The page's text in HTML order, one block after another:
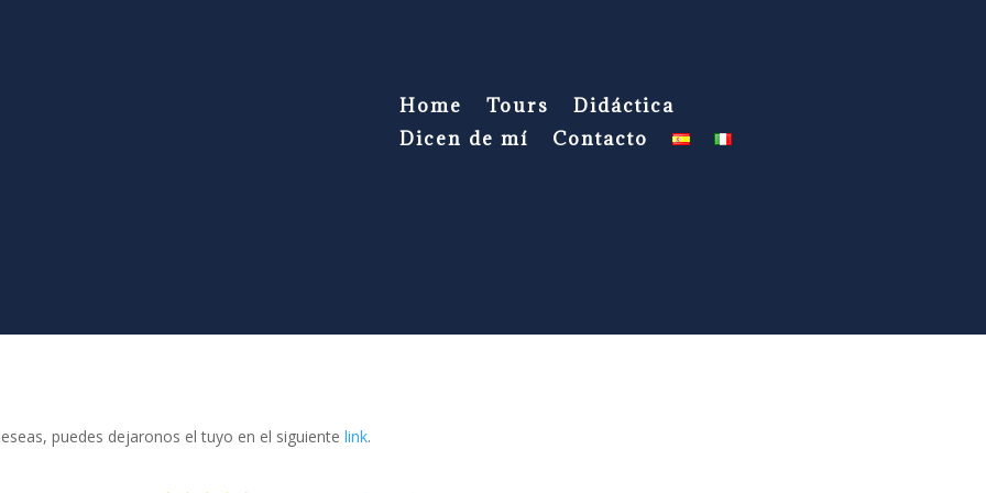
Home Tours
Didáctica
Dicen de mí
Contacto
puedes dejaronos el tuyo en el siguientelink.